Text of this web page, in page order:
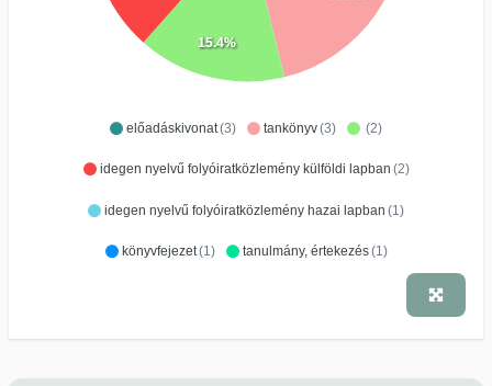
előadáskivonat(3) tankönyv(3) (2)
idegen nyelvű folyóiratközlemény külföldi lapban (2)
idegen nyelvű folyóiratközlemény hazai lapban (1)
könyvfejezet(1) tanulmány, értekezés(1)
15.4%